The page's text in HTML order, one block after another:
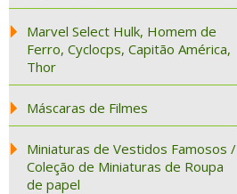
Marvel Select Hulk, Homem de
Ferro, Cyclocps, Capitão América,
Thor
Máscaras de Filmes
Miniaturas de Vestidos Famosos /
Coleção de Miniaturas de Roupa
de papel